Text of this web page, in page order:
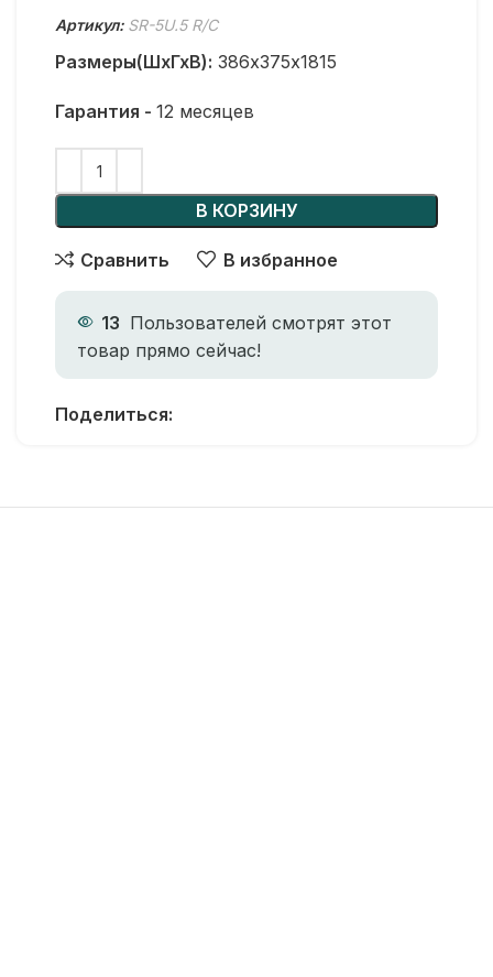
Артикул: SR-5U.5 R/С
Размеры(ШхГхВ): 386х375х1815
Гарантия - 12 месяцев
В КОРЗИНУ
Сравнить В избранное
13 Пользователей смотрят этот
товар прямо сейчас!
Поделиться: